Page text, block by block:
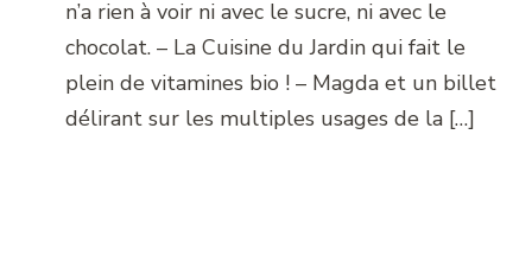
n’a rien à voir ni avec le sucre, ni avec le
chocolat. – La Cuisine du Jardin qui fait le
plein de vitamines bio ! – Magda et un billet
délirant sur les multiples usages de la […]